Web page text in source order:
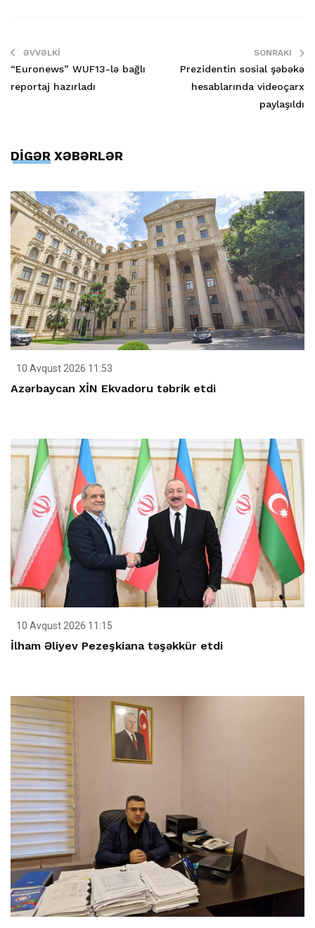
ƏVVƏLKI
“Euronews” WUF13-lə bağlı
reportaj hazırladı
SONRAKI
Prezidentin sosial şəbəkə
hesablarında videoçarx
paylaşıldı
DİGƏR XƏBƏRLƏR
10 Avqust 2026 11:53
Azərbaycan XİN Ekvadoru təbrik etdi
10 Avqust 2026 11:15
İlham Əliyev Pezeşkiana təşəkkür etdi